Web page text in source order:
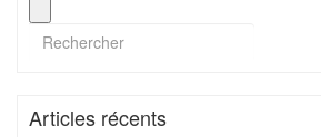
Articles récents